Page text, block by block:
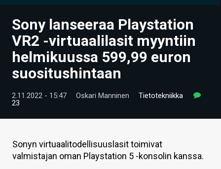
UUTISET
ARTIKKELIT
VIDEOT
TECHBBS
KAUPPA
Sony lanseeraa Playstation
VR2 -virtuaalilasit myyntiin
helmikuussa 599,99 euron
suositushintaan
2.11.2022 - 15:47 Oskari Manninen
Tietotekniikka
23
Sonyn virtuaalitodellisuuslasit toimivat
valmistajan oman Playstation 5 -konsolin kanssa.